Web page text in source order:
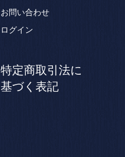
お問い合わせ
ログイン
特定商取引法に
基づく表記